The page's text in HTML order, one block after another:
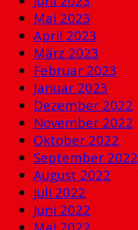
Mai 2023
April 2023
März 2023
Februar 2023
Januar 2023
Dezember 2022
November 2022
Oktober 2022
September 2022
August 2022
Juli 2022
Juni 2022